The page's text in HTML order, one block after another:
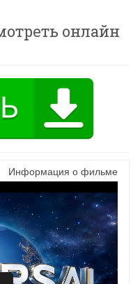
онлайн
Информация о фильме